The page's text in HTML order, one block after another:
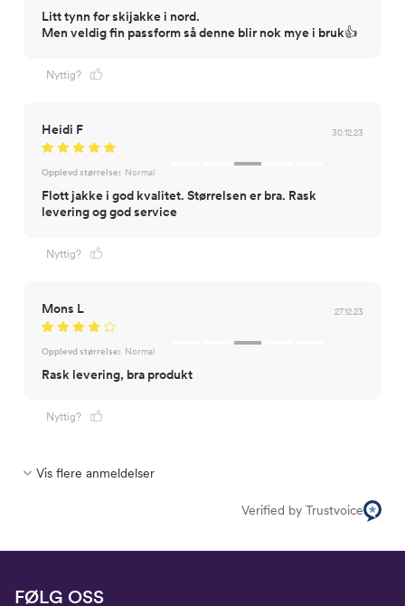
Litt tynn for skijakke i nord.
Men veldig fin passform så denne blir nok mye i bruk👍
Nyttig?
Heidi F 30.12.23
Opplevd størrelse: Normal
Flott jakke i god kvalitet. Størrelsen er bra. Rask
levering og god service
Nyttig?
Mons L 27.12.23
Opplevd størrelse: Normal
Rask levering, bra produkt
Nyttig?
Vis flere anmeldelser
Verified by Trustvoice
FØLG OSS